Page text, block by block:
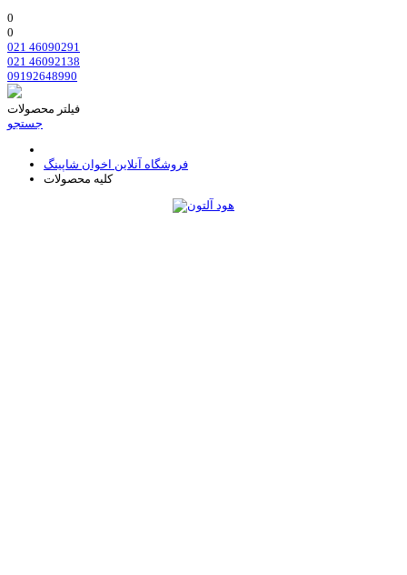
0
0
021 46090291
021 46092138
09192648990
فیلتر محصولات
جستجو
فروشگاه آنلاین اخوان شاپینگ
کلیه محصولات